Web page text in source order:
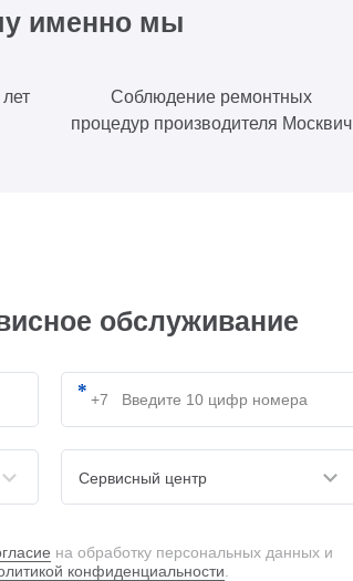
именно мы
Соблюдение ремонтных
процедур производителя Москвич
обслуживание
Сервисный центр
на обработку персональных данных и
конфиденциальности